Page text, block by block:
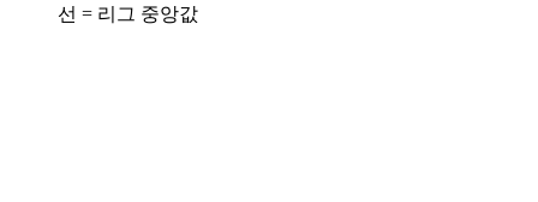
선 = 리그 중앙값